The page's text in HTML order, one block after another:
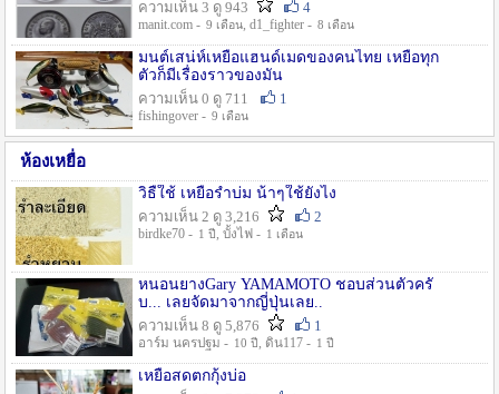
ความเห็น 3 ดู 943
4
manit.com - 9 เดือน, d1_fighter - 8 เดือน
มนต์เสน่ห์เหยื่อแฮนด์เมดของคนไทย เหยื่อทุก
ตัวก็มีเรื่องราวของมัน
ความเห็น 0 ดู 711
1
fishingover - 9 เดือน
ห้องเหยื่อ
วิธืใช้ เหยื่อรำบ่ม น้าๆใช้ยังไง
ความเห็น 2 ดู 3,216
2
birdke70 - 1 ปี , บั้งไฟ - 1 เดือน
หนอนยางGary YAMAMOTO ชอบส่วนตัวครั
บ... เลยจัดมาจากญี่ปุ่นเลย..
ความเห็น 8 ดู 5,876
1
อาร์ม นครปฐม - 10 ปี , ดิน117 - 1 ปี
เหยื่อสดตกกุ้งบ่อ